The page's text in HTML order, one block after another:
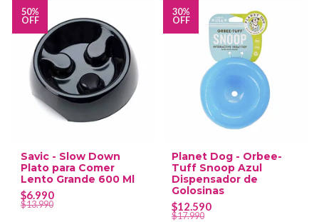
50%
OFF
Savic - Slow Down
Plato para Comer
Lento Grande 600 Ml
$6.990
$13.990
30%
OFF
Planet Dog - Orbee-
Tuff Snoop Azul
Dispensador de
Golosinas
$12.590
$17.990